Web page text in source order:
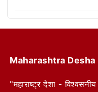
Maharashtra Desha
"महाराष्ट्र देशा -